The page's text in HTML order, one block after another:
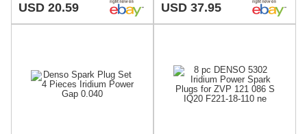
USD 20.59 USD 37.95